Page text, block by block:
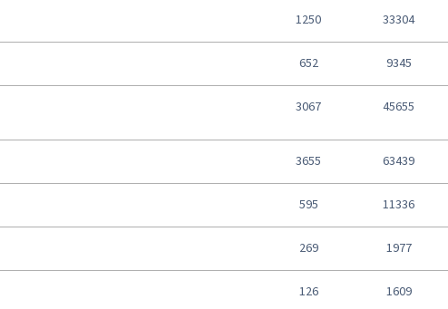
1250 33304
652 9345
3067 45655
3655 63439
595 11336
269 1977
126 1609